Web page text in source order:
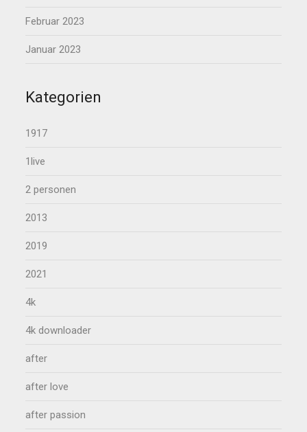
Februar 2023
Januar 2023
Kategorien
1917
1live
2 personen
2013
2019
2021
4k
4k downloader
after
after love
after passion